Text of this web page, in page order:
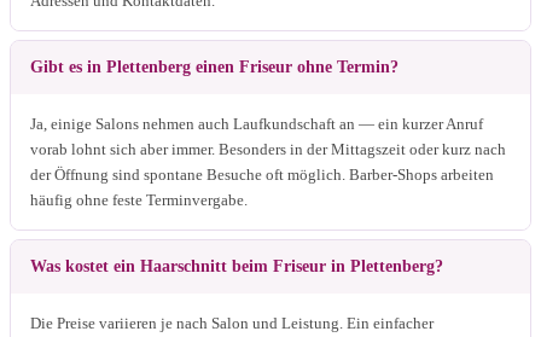
Gibt es in Plettenberg einen Friseur ohne Termin?
Ja, einige Salons nehmen auch Laufkundschaft an — ein kurzer Anruf
vorab lohnt sich aber immer. Besonders in der Mittagszeit oder kurz nach
der Öffnung sind spontane Besuche oft möglich. Barber-Shops arbeiten
häufig ohne feste Terminvergabe.
Was kostet ein Haarschnitt beim Friseur in Plettenberg?
Die Preise variieren je nach Salon und Leistung. Ein einfacher